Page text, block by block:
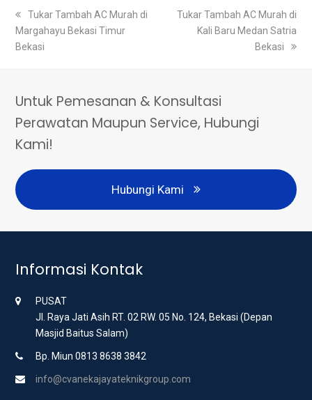
previous
post:
Tukar Tambah AC Murah di
Margahayu Bekasi Timur
Bekasi
next
Tukar Tambah AC Murah di
Kali Baru Medan Satria
Bekasi
Untuk Pemesanan & Konsultasi
Perawatan Maupun Service, Hubungi
Kami!
Hubungi Kami
Informasi Kontak
PUSAT
Jl. Raya Jati Asih RT. 02 RW. 05 No. 124, Bekasi (Depan
Masjid Baitus Salam)
Bp. Miun 0813 8638 3842
info@cvanekajayateknikgroup.com